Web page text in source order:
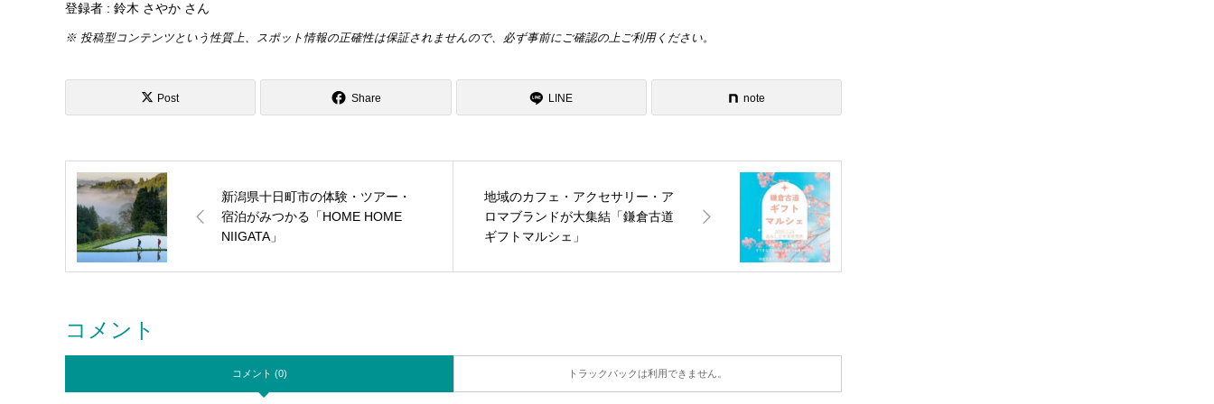
登録者 : 鈴木 さやか さん
※ 投稿型コンテンツという性質上、スポット情報の正確性は保証されませんので、必ず事前にご確認の上ご利用ください。
Post Share LINE note
新潟県十日町市の体験・ツアー・
宿泊がみつかる「HOME HOME
NIIGATA」
地域のカフェ・アクセサリー・ア
ロマブランドが大集結「鎌倉古道
ギフトマルシェ」
コメント
コメント (0) トラックバックは利用できません。